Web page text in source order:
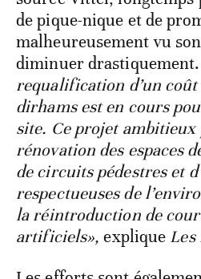
de pique-nique et de
malheureusement vu
diminuer drastiquement.
requalification d’un
dirhams est en cours
site. Ce projet ambitieux
rénovation des espaces
de circuits pédestres et
respectueuses de
la réintroduction de
artificiels», explique